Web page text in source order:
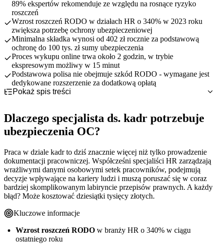
89% ekspertów rekomenduje ze względu na rosnące ryzyko
roszczeń
Wzrost roszczeń RODO w działach HR o 340% w 2023 roku
zwiększa potrzebę ochrony ubezpieczeniowej
Minimalna składka wynosi od 402 zł rocznie za podstawową
ochronę do 100 tys. zł sumy ubezpieczenia
Proces wykupu online trwa około 2 godzin, w trybie
ekspresowym możliwy w 15 minut
Podstawowa polisa nie obejmuje szkód RODO - wymagane jest
dedykowane rozszerzenie za dodatkową opłatą
Pokaż spis treści
Rosnące ryzyko roszczeń w erze RODO i digitalizacji
Konsekwencje finansowe błędów kadrowych
Status prawny - brak obowiązku ustawowego
Dlaczego warto rozważyć mimo braku obowiązku?
Rekomendacje ekspertów i praktyków HR
Co obejmuje ubezpieczenie OC specjalisty ds. kadr?
Podstawowy zakres odpowiedzialności cywilnej
Rozszerzenia standardowe - 8 kluczowych obszarów ochrony
Rozszerzenia płatne - RODO i cyberbezpieczeństwo
Najczęstsze ryzyka zawodowe specjalisty ds. kadr - przykłady
szkód
Naruszenia RODO w procesach kadrowych
Błędy w procesach rekrutacyjnych i selekcyjnych
Szkody w zarządzaniu danymi pracowniczymi
Ile kosztuje OC dla specjalisty ds. kadr?
Czynniki wpływające na wysokość składki
Orientacyjne przedziały cenowe na rynku
Analiza koszt-korzyść - czy warto?
Jak i gdzie wykupić ubezpieczenie OC specjalisty ds. kadr?
Proces zakupu online - 5 kroków do polisy
Porównanie kanałów sprzedaży - online vs agent
Wymagane dokumenty i informacje
Praktyczne wskazówki dla specjalisty ds. kadr
Jak minimalizować ryzyko w codziennej pracy HR
Postępowanie w przypadku roszczenia
Kluczowe elementy przy wyborze ubezpieczenia
Dlaczego specjalista ds. kadr potrzebuje
ubezpieczenia OC?
Praca w dziale kadr to dziś znacznie więcej niż tylko prowadzenie
dokumentacji pracowniczej. Współcześni specjaliści HR zarządzają
wrażliwymi danymi osobowymi setek pracowników, podejmują
decyzje wpływające na kariery ludzi i muszą poruszać się w coraz
bardziej skomplikowanym labiryncie przepisów prawnych. A każdy
błąd? Może kosztować dziesiątki tysięcy złotych.
Kluczowe informacje
Wzrost roszczeń RODO w branży HR o 340% w ciągu
ostatniego roku